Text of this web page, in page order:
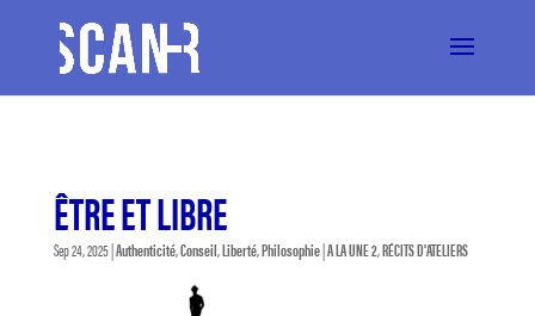
ÊTRE ET LIBRE
Sep 24, 2025|Authenticité,Conseil,Liberté,Philosophie|A LA UNE 2,RÉCITS D'ATELIERS